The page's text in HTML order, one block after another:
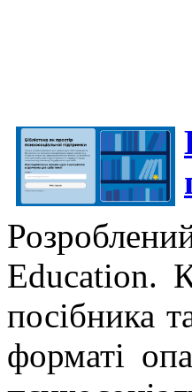
Education.
посібника
форматі